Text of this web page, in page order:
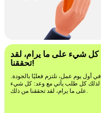
كل شيء على ما يرام، لقد
تحققنا!
في أول يوم عمل، نلتزم فعليًا بالجودة.
لذلك كل طلب يأتي مع وعد: كل شيء
على ما يرام، لقد تحققنا من ذلك.